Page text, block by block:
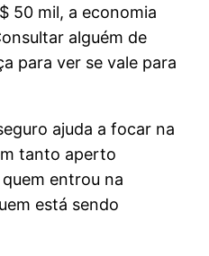
50 mil, a economia
alguém de
para ver se vale para
ajuda a focar na
tanto aperto
entrou na
está sendo